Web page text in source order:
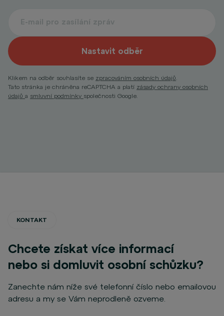
Nastavit odběr
Klikem na odběr souhlasíte se zpracováním osobních údajů.
Tato stránka je chráněna reCAPTCHA a platí zásady ochrany osobních
údajů a smluvní podmínky společnosti Google.
KONTAKT
Chcete získat více informací
nebo si domluvit osobní schůzku?
Zanechte nám níže své telefonní číslo nebo emailovou
adresu a my se Vám neprodleně ozveme.